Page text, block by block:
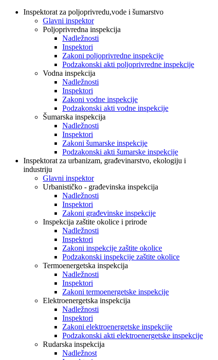
Inspektorat za poljoprivredu,vode i šumarstvo
Glavni inspektor
Poljoprivredna inspekcija
Nadležnosti
Inspektori
Zakoni poljoprivredne inspekcije
Podzakonski akti poljoprivredne inspekcije
Vodna inspekcija
Nadležnosti
Inspektori
Zakoni vodne inspekcije
Podzakonski akti vodne inspekcije
Šumarska inspekcija
Nadležnosti
Inspektori
Zakoni šumarske inspekcije
Podzakonski akti šumarske inspekcije
Inspektorat za urbanizam, građevinarstvo, ekologiju i
industriju
Glavni inspektor
Urbanističko - građevinska inspekcija
Nadležnosti
Inspektori
Zakoni građevinske inspekcije
Inspekcija zaštite okolice i prirode
Nadležnosti
Inspektori
Zakoni inspekcije zaštite okolice
Podzakonski inspekcije zaštite okolice
Termoenergetska inspekcija
Nadležnosti
Inspektori
Zakoni termoenergetske inspekcije
Elektroenergetska inspekcija
Nadležnosti
Inspektori
Zakoni elektroenergetske inspekcije
Podzakonski akti elektroenergetske inspekcije
Rudarska inspekcija
Nadležnost